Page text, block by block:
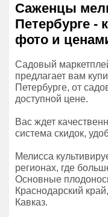
Саженцы
Петербурге -
фото и
Садовый
предлагает вам
Петербурге, от
доступной цене.
Вас ждет
система скидок,
Мелисса
регионах, где
Основные
Краснодарский
Кавказ.